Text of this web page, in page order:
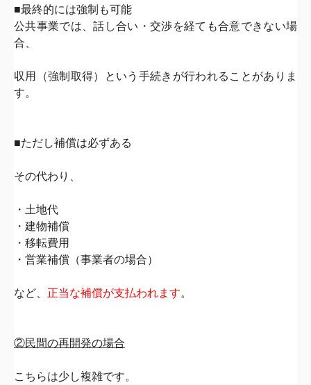
■最終的には強制も可能
公共事業では、話し合い ・交渉を経ても合意できない場
合、
収用（強制取得）
という手続きが行われることがありま
す。
■ただし補償は必ずある
その代わり、
・土地代
・建物補償
・移転費用
・営業補償（事業者の場合）
など、 正当な補償が支払われます。
②民間の再開発の場合
こちらは少し複雑です。